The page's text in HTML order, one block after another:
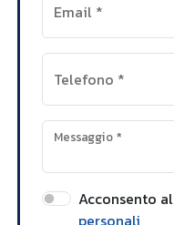
Email *
Telefono *
Messaggio*
Acconsento al